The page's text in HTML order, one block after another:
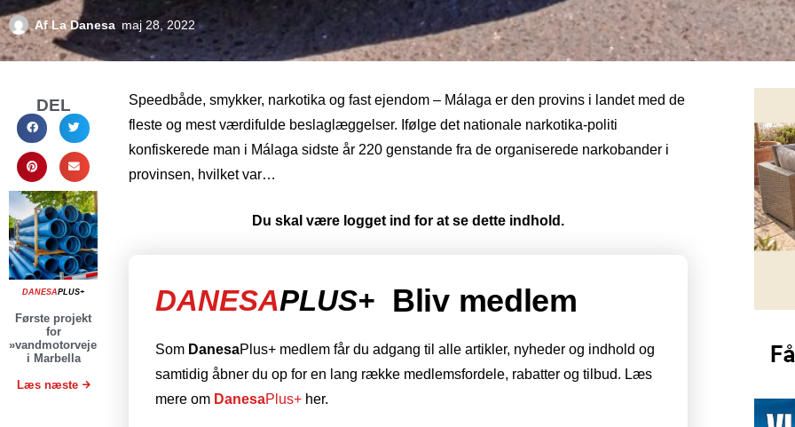
AfLa Danesa maj 28, 2022
DEL
DANESAPLUS+
Første projekt
for
»vandmotorvejen«
i Marbella
Læs næste
Speedbåde, smykker, narkotika og fast ejendom – Málaga er den provins i landet med de
fleste og mest værdifulde beslaglæggelser. Ifølge det nationale narkotika-politi
konfiskerede man i Málaga sidste år 220 genstande fra de organiserede narkobander i
provinsen, hvilket var…
Du skal være logget ind for at se dette indhold.
DANESAPLUS+ Bliv medlem
Som DanesaPlus+ medlem får du adgang til alle artikler, nyheder og indhold og
samtidig åbner du op for en lang række medlemsfordele, rabatter og tilbud. Læs
mere om DanesaPlus+ her.